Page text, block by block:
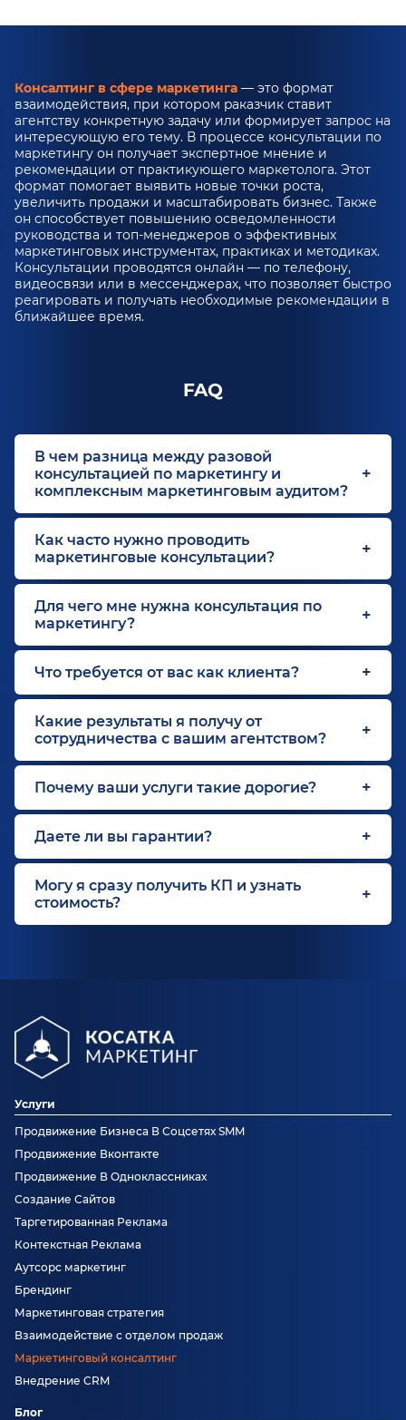
Консалтинг в сфере маркетинга — это формат
взаимодействия, при котором pаказчик ставит
агентству конкретную задачу или формирует запрос на
интересующую его тему. В процессе консультации по
маркетингу он получает экспертное мнение и
рекомендации от практикующего маркетолога. Этот
формат помогает выявить новые точки роста,
увеличить продажи и масштабировать бизнес. Также
он способствует повышению осведомленности
руководства и топ-менеджеров о эффективных
маркетинговых инструментах, практиках и методиках.
Консультации проводятся онлайн — по телефону,
видеосвязи или в мессенджерах, что позволяет быстро
реагировать и получать необходимые рекомендации в
ближайшее время.
FAQ
В чем разница между разовой
консультацией по маркетингу и
комплексным маркетинговым аудитом?
Как часто нужно проводить
маркетинговые консультации?
Для чего мне нужна консультация по
маркетингу?
Что требуется от вас как клиента?
Какие результаты я получу от
сотрудничества с вашим агентством?
Почему ваши услуги такие дорогие?
Даете ли вы гарантии?
Могу я сразу получить КП и узнать
стоимость?
Услуги
Продвижение Бизнеса В Соцсетях SMM
Продвижение Вконтакте
Продвижение В Одноклассниках
Создание Сайтов
Таргетированная Реклама
Контекстная Реклама
Аутсорс маркетинг
Брендинг
Маркетинговая стратегия
Взаимодействие с отделом продаж
Маркетинговый консалтинг
Внедрение CRM
Блог